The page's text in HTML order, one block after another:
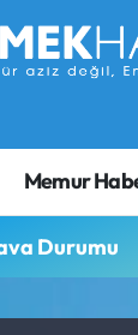
Memur
Durumu
Durumu